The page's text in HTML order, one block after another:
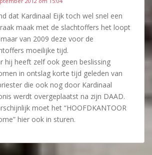
dat Kardinaal Eijk toch wel snel een
maak met de slachtoffers het loopt
van 2009 deze voor de
moeilijke tijd.
hij heeft zelf ook geen beslissing
in ontslag korte tijd geleden van
die ook nog door Kardinaal
werdt overgeplaatst na zijn DAAD.
moet het “HOOFDKANTOOR
hier ook in sturen.